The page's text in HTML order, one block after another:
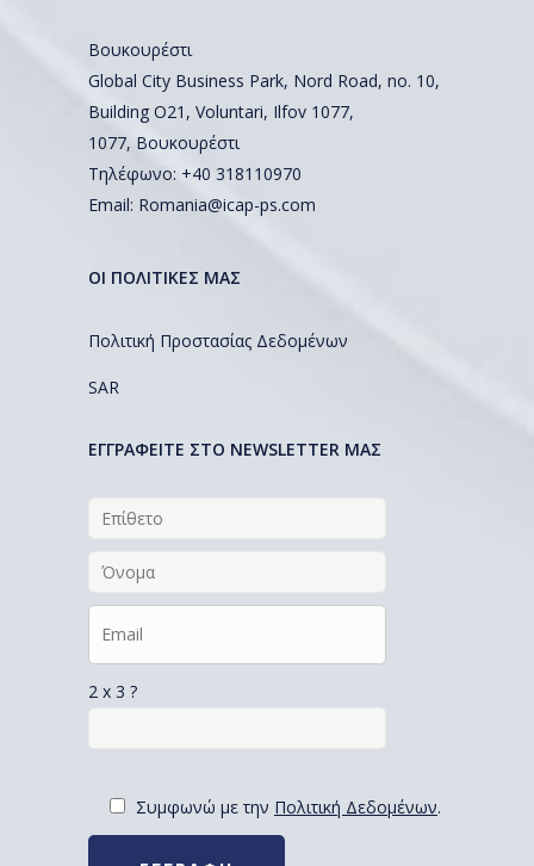
Βουκουρέστι
Global City Business Park, Nord Road, no. 10,
Building O21, Voluntari, Ilfov 1077,
1077, Βουκουρέστι
Τηλέφωνο: +40 318110970
Email: Romania@icap-ps.com
ΟΙ ΠΟΛΙΤΙΚΕΣ ΜΑΣ
Πολιτική Προστασίας Δεδομένων
SAR
EΓΓΡΑΦΕΙΤΕ ΣΤΟ NEWSLETTER ΜΑΣ
2 x 3 ?
Συμφωνώ με την Πολιτική Δεδομένων.